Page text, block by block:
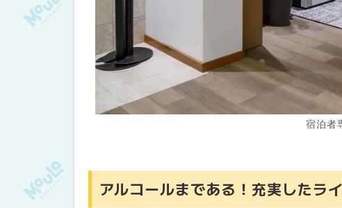
宿泊者
アルコールまである！充実したラ